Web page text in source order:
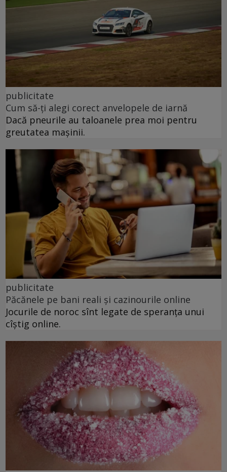
publicitate
Cum să-ți alegi corect anvelopele de iarnă
Dacă pneurile au taloanele prea moi pentru
greutatea mașinii.
publicitate
Păcănele pe bani reali și cazinourile online
Jocurile de noroc sînt legate de speranța unui
cîștig online.